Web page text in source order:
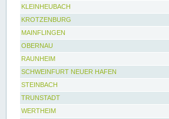
KLEINHEUBACH
KROTZENBURG
MAINFLINGEN
OBERNAU
RAUNHEIM
SCHWEINFURT NEUER HAFEN
STEINBACH
TRUNSTADT
WERTHEIM